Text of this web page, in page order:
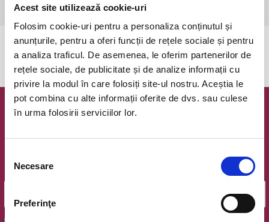
Acest site utilizează cookie-uri
Folosim cookie-uri pentru a personaliza conținutul și
anunțurile, pentru a oferi funcții de rețele sociale și pentru
a analiza traficul. De asemenea, le oferim partenerilor de
rețele sociale, de publicitate și de analize informații cu
privire la modul în care folosiți site-ul nostru. Aceștia le
pot combina cu alte informații oferite de dvs. sau culese
în urma folosirii serviciilor lor.
consimțământului
Necesare
Preferinţe
Informații suplimentare, la nr. de telefon 0773 825 249.
Evenimentul a expirat.
Newsletter @ Bilete.ro
Email